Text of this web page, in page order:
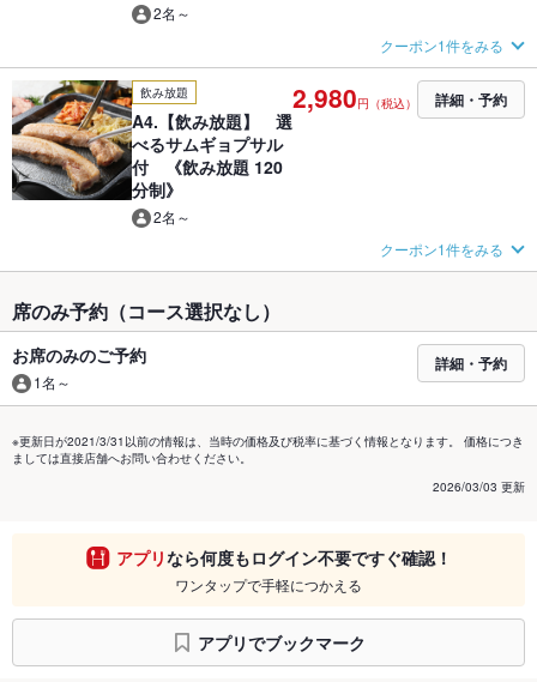
2名～
クーポン1件をみる
飲み放題
A4.【飲み放題】 選
べるサムギョプサル
付 《飲み放題 120
分制》
2名～
2,980円（税込） 詳細・予約
クーポン1件をみる
席のみ予約（コース選択なし）
お席のみのご予約
1名～
詳細・予約
※更新日が2021/3/31以前の情報は、当時の価格及び税率に基づく情報となります。 価格につき
ましては直接店舗へお問い合わせください。
2026/03/03 更新
アプリなら何度もログイン不要ですぐ確認！
ワンタップで手軽につかえる
アプリでブックマーク